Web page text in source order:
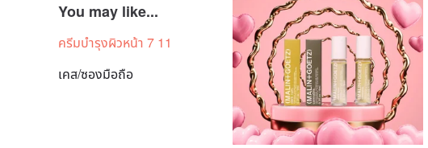
You may like...
ครีมบํารุงผิวหน้า 7 11
เคส/ซองมือถือ